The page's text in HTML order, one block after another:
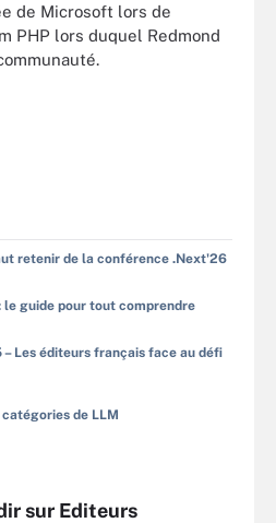
de Microsoft lors de
PHP lors duquel Redmond
retenir de la conférence .Next'26
guide pour tout comprendre
Les éditeurs français face au défi
de LLM
sur Editeurs